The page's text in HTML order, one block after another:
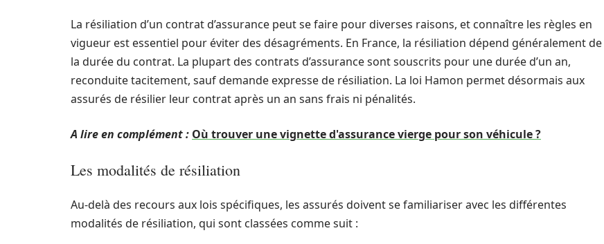
La résiliation d’un contrat d’assurance peut se faire pour diverses raisons, et connaître les règles en
vigueur est essentiel pour éviter des désagréments. En France, la résiliation dépend généralement de
la durée du contrat. La plupart des contrats d’assurance sont souscrits pour une durée d’un an,
reconduite tacitement, sauf demande expresse de résiliation. La loi Hamon permet désormais aux
assurés de résilier leur contrat après un an sans frais ni pénalités.
A lire en complément : Où trouver une vignette d'assurance vierge pour son véhicule ?
Les modalités de résiliation
Au-delà des recours aux lois spécifiques, les assurés doivent se familiariser avec les différentes
modalités de résiliation, qui sont classées comme suit :